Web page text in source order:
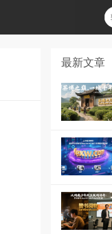
最新文章